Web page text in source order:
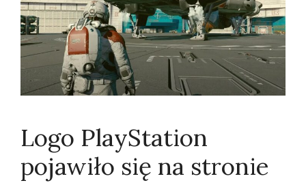
Logo PlayStation
pojawiło się na stronie